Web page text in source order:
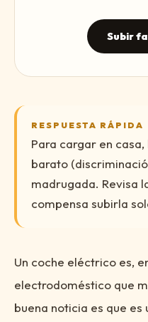
Subir
RESPUESTA RÁPIDA
Para cargar en
barato
madrugada. Revisa
compensa subirla
Un coche eléctrico es,
electrodoméstico que
buena noticia es que es